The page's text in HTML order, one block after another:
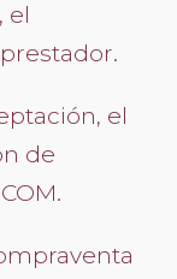
el
el
de